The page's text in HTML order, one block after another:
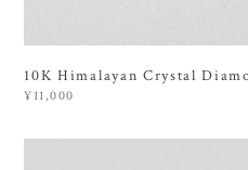
10K Himalayan Crystal
¥11,000